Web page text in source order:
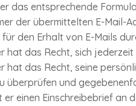
das entsprechende
der übermittelten E-Mail-
für den Erhalt von E-Mails
hat das Recht, sich jederzeit
hat das Recht, seine
überprüfen und
er einen Einschreibebrief an